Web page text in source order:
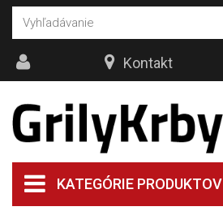
KATEGÓRIE PRODUKTOV
Kontakt